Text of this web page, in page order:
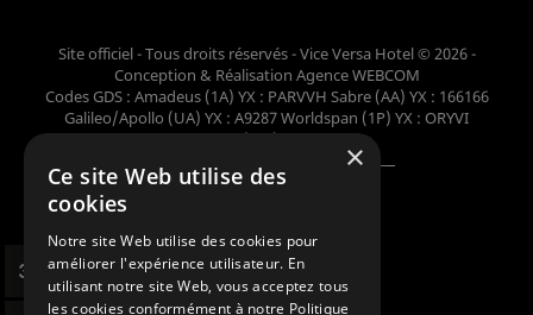
Site officiel - Tous droits réservés - Vice Versa Hotel © 2026 -
Conception & Réalisation Agence WEBCOM
Codes GDS : Amadeus (1A) YX : PARVVH Sabre (AA) YX : 166166
Galileo/Apollo (UA) YX : A9287 Worldspan (1P) YX : ORYVI
Pegasus (WB) YX : 62698×
Ce site Web utilise des
cookies
Notre site Web utilise des cookies pour
améliorer l'expérience utilisateur. En
utilisant notre site Web, vous acceptez tous
les cookies conformément à notre Politique